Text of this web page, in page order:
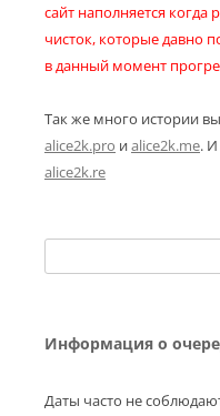
сайт наполняется когда
чисток, которые давно
в данный момент
Так же много истории
alice2k.pro иalice2k.me.
alice2k.re
Информация о
Даты часто не